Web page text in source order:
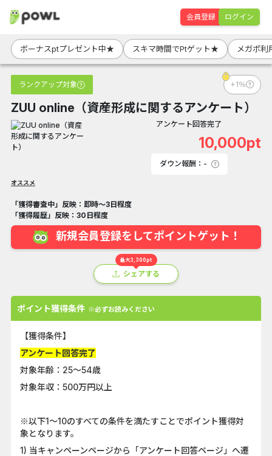
会員登録 ログイン
ボーナスptプレゼント中★ スキマ時間でPtゲット★ メガポ利
ランクアップ対象 +1％
ZUU online（資産形成に関するアンケート）
アンケート回答完了
10,000pt
ダウン報酬：-
オススメ
「獲得審査中」反映：即時～3日程度
「獲得履歴」反映：30日程度
新規会員登録をしてポイントゲット！
最大3,300pt
シェアする
ポイント獲得条件 ※必ずお読みください
【獲得条件】
アンケート回答完了
対象年齢：25～54歳
対象年収：500万円以上
※以下1〜10のすべての条件を満たすことでポイント獲得対
象となります。
1) 当キャンペーンページから「アンケート回答ページ」へ遷